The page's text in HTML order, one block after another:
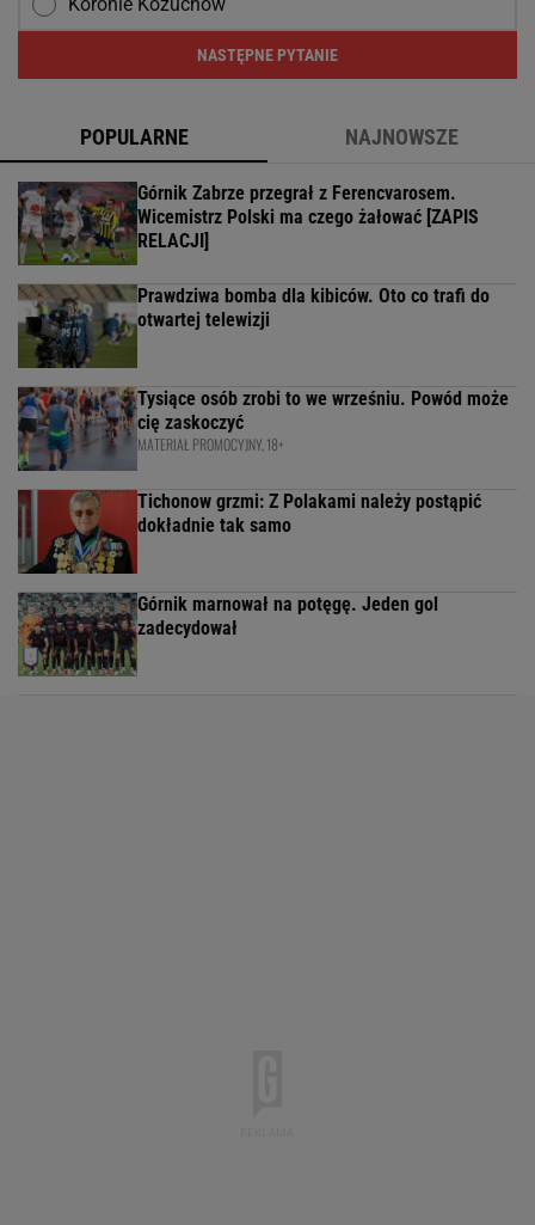
NASTĘPNE PYTANIE
POPULARNE NAJNOWSZE
Górnik Zabrze przegrał z Ferencvarosem.
Wicemistrz Polski ma czego żałować [ZAPIS
RELACJI]
Prawdziwa bomba dla kibiców. Oto co trafi do
otwartej telewizji
Tysiące osób zrobi to we wrześniu. Powód może
cię zaskoczyć
MATERIAŁ PROMOCYJNY, 18+
Tichonow grzmi: Z Polakami należy postąpić
dokładnie tak samo
Górnik marnował na potęgę. Jeden gol
zadecydował